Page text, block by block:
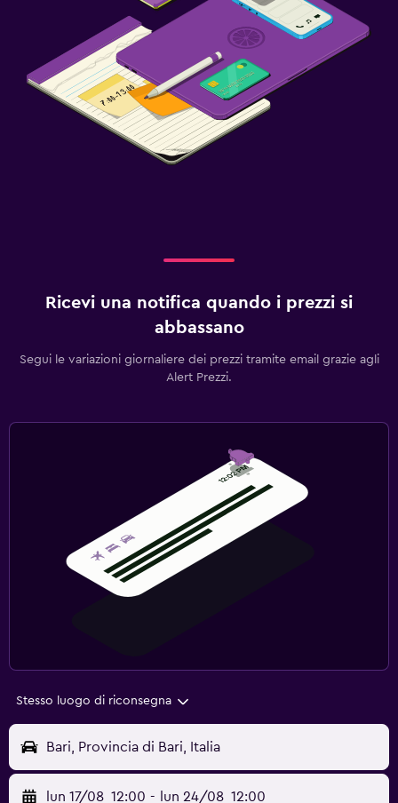
Ricevi una notifica quando i prezzi si
abbassano
Segui le variazioni giornaliere dei prezzi tramite email grazie agli
Alert Prezzi.
Stesso luogo di riconsegna
Bari, Provincia di Bari, Italia
lun 17/08 12:00 - lun 24/08 12:00